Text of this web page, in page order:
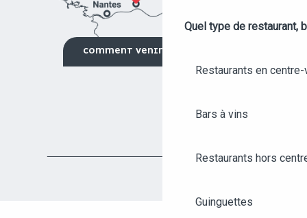
Quel type de restaurant,
Restaurants en
Bars à vins
Restaurants hors
Guinguettes
COMMENT VENIR ?